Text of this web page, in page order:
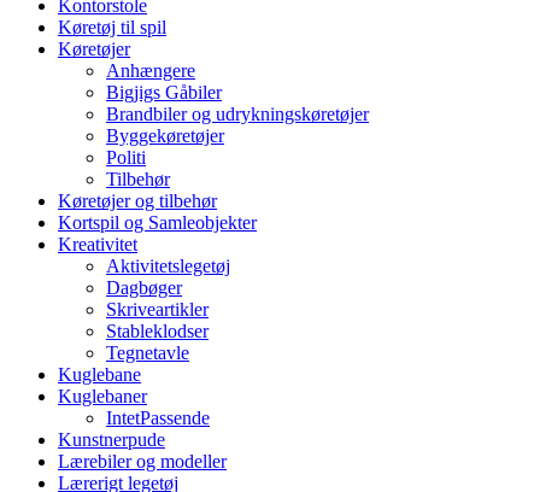
Kontorstole
Køretøj til spil
Køretøjer
Anhængere
Bigjigs Gåbiler
Brandbiler og udrykningskøretøjer
Byggekøretøjer
Politi
Tilbehør
Køretøjer og tilbehør
Kortspil og Samleobjekter
Kreativitet
Aktivitetslegetøj
Dagbøger
Skriveartikler
Stableklodser
Tegnetavle
Kuglebane
Kuglebaner
IntetPassende
Kunstnerpude
Lærebiler og modeller
Lærerigt legetøj